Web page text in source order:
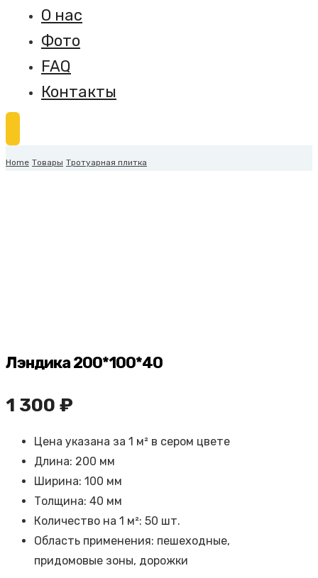
О нас
Фото
FAQ
Контакты
Home Товары Тротуарная плитка
Лэндика 200*100*40
1 300 ₽
Цена указана за 1 м² в сером цвете
Длина: 200 мм
Ширина: 100 мм
Толщина: 40 мм
Количество на 1 м²: 50 шт.
Область применения: пешеходные,
придомовые зоны, дорожки